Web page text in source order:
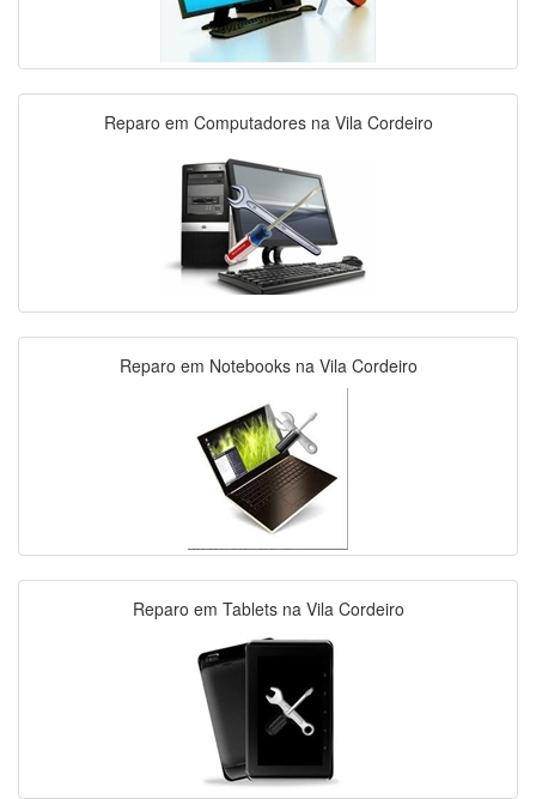
Reparo em Computadores na Vila Cordeiro
Reparo em Notebooks na Vila Cordeiro
Reparo em Tablets na Vila Cordeiro